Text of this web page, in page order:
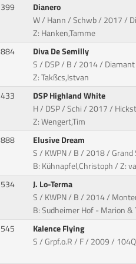
399
Dianero
W / Hann / Schwb / 2017 /
Z: Hanken,Tamme
884
Diva De Semilly
S / DSP / B / 2014 /
Z: Takßcs,Istvan
433
DSP Highland White
H / DSP / Schi / 2017 /
Z: Wengert,Tim
888
Elusive Dream
S / KWPN / B / 2018 /
B: Kühnapfel,Christoph / Z:
534
J. Lo-Terma
S / KWPN / B / 2014 /
B: Sudheimer Hof - Marion &
545
Kalence Flying
S / Grpf.o.R / F / 2009 /